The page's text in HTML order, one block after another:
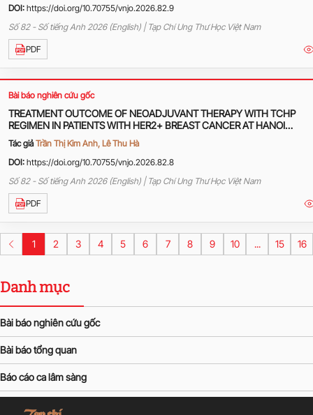
DOI: https://doi.org/10.70755/vnjo.2026.82.9
Số 82 - Số tiếng Anh 2026 (English) | Tạp Chí Ung Thư Học Việt Nam
PDF
Bài báo nghiên cứu gốc
TREATMENT OUTCOME OF NEOADJUVANT THERAPY WITH TCHP
REGIMEN IN PATIENTS WITH HER2+ BREAST CANCER AT HANOI
ONCOLOGY HOSPITAL
Tác giả Trần Thị Kim Anh, Lê Thu Hà
DOI: https://doi.org/10.70755/vnjo.2026.82.8
Số 82 - Số tiếng Anh 2026 (English) | Tạp Chí Ung Thư Học Việt Nam
PDF
1 2 3 4 5 6 7 8 9 10 ... 15 16
Danh mục
Bài báo nghiên cứu gốc
Bài báo tổng quan
Báo cáo ca lâm sàng